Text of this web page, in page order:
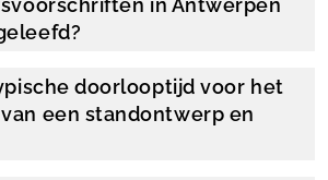
doorlooptijd voor het
een standontwerp en